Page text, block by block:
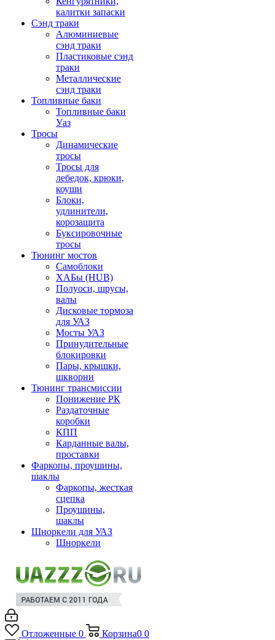
калитки запаски
Сэнд траки
Алюминиевые
сэнд траки
Пластиковые сэнд
траки
Металлические
сэнд траки
Топливные баки
Топливные баки
Уаз
Тросы
Динамические
тросы
Тросы для
лебедок, крюки,
коуши
Блоки,
удлинители,
корозащита
Буксировочные
тросы
Тюнинг мостов
Самоблоки
ХАБы (HUB)
Полуоси, шрусы,
валы
Дисковые тормоза
для УАЗ
Мосты УАЗ
Принудительные
блокировки
Пары, крышки,
шкворни
Тюнинг трансмиссии
Понижение РК
Раздаточные
коробки
КПП
Карданные валы,
проставки
Фаркопы, проушины,
шаклы
Фаркопы, жесткая
сцепка
Проушины,
шаклы
Шноркели для УАЗ
Шноркели
Отложенные 0 Корзина0 0